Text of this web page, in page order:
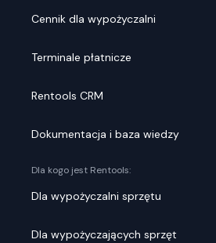
Cennik dla wypożyczalni
Terminale płatnicze
Rentools CRM
Dokumentacja i baza wiedzy
Dla kogo jest Rentools:
Dla wypożyczalni sprzętu
Dla wypożyczających sprzęt